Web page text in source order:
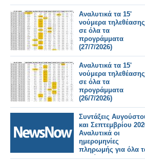
Αναλυτικά τα 15'
νούμερα τηλεθέασης
σε όλα τα
προγράμματα
(27/7/2026)
Αναλυτικά τα 15'
νούμερα τηλεθέασης
σε όλα τα
προγράμματα
(26/7/2026)
Συντάξεις
και Σεπτεμβρίου
Αναλυτικά οι
ημερομηνίες
πληρωμής για όλα
Ταμεία.